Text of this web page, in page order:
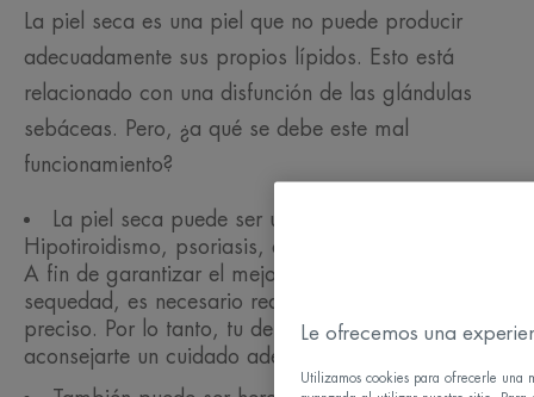
La piel seca es una piel que no puede producir
adecuadamente sus propios lípidos. Esto está
relacionado con una disfunción de las glándulas
sebáceas. Pero, ¿a qué se debe este mal
funcionamiento?
La piel seca puede ser una afección médica.
Hipotiroidismo, psoriasis, eccema de contacto, etc.
A fin de garantizar el mejor cuidado para esta
sequedad, es necesario realizar un diagnóstico
preciso. Por lo tanto, tu dermatólogo podrá
aconsejarte un cuidado adecuado.
Le ofrecemos una
Utilizamos cookies para ofrecerle una